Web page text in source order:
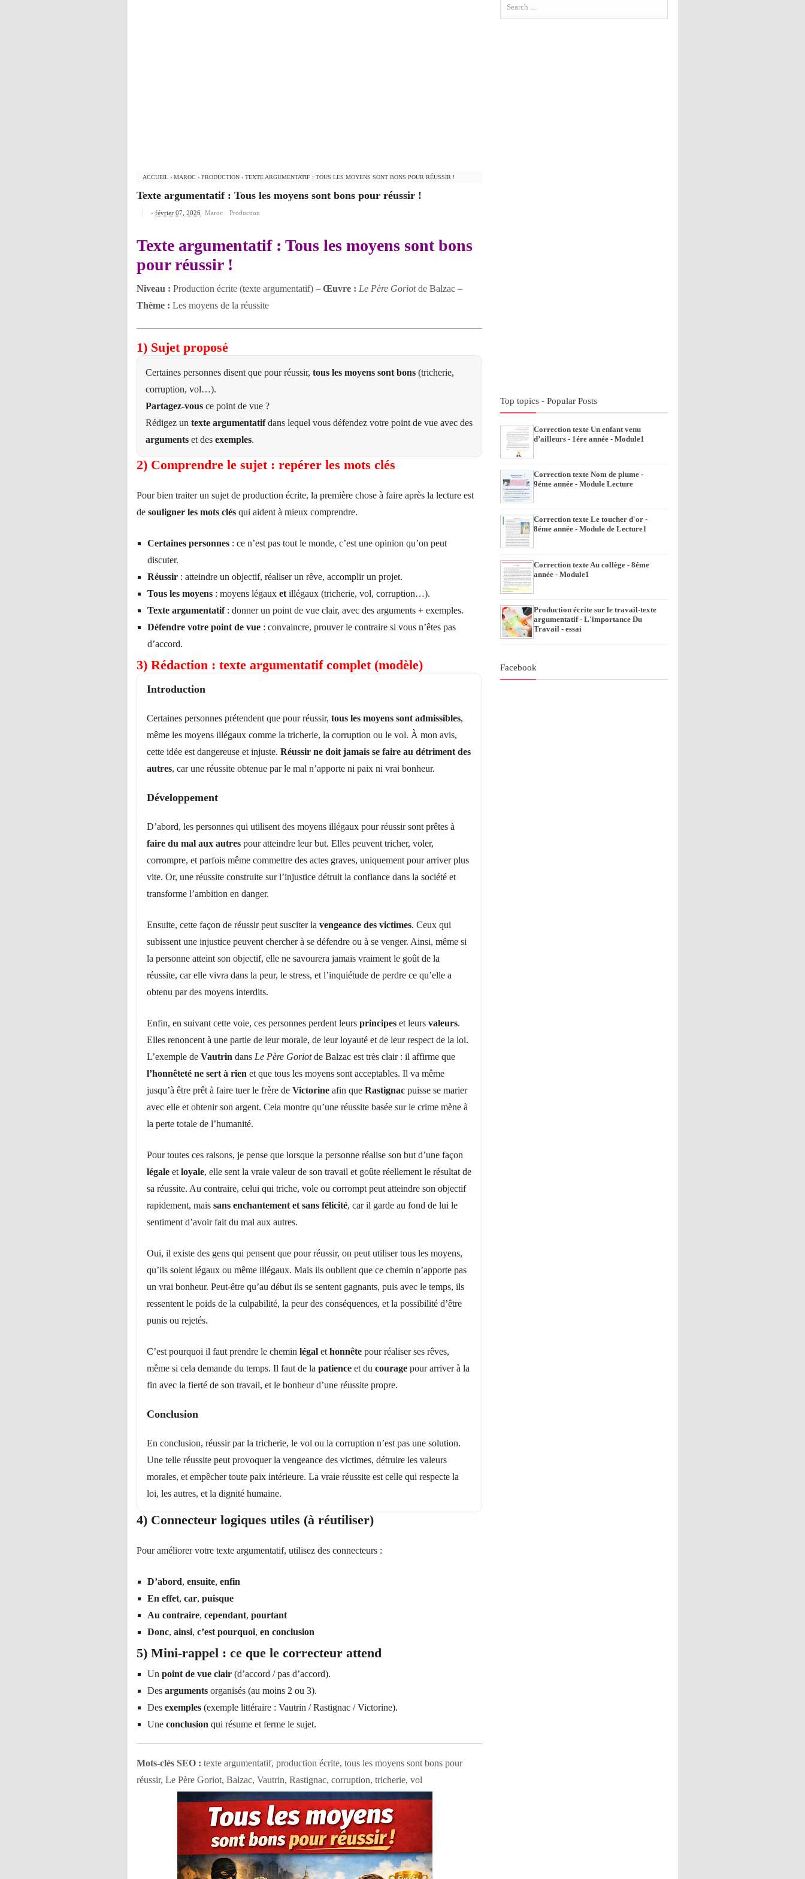
ACCUEIL › MAROC › PRODUCTION › TEXTE ARGUMENTATIF : TOUS LES MOYENS SONT BONS POUR RÉUSSIR !
Texte argumentatif : Tous les moyens sont bons pour réussir !
- février 07, 2026 Maroc Production
Texte argumentatif : Tous les moyens sont bons
pour réussir !
Niveau : Production écrite (texte argumentatif) – Œuvre : Le Père Goriotde Balzac –
Thème : Les moyens de la réussite
1) Sujet proposé
Certaines personnes disent que pour réussir, tous les moyens sont bons (tricherie,
corruption, vol…).
Partagez-vous ce point de vue ?
Rédigez un texte argumentatifdans lequel vous défendez votre point de vue avec des
arguments et des exemples.
2) Comprendre le sujet : repérer les mots clés
Pour bien traiter un sujet de production écrite, la première chose à faire après la lecture est
de souligner les mots clés qui aident à mieux comprendre.
Certaines personnes : ce n’est pas tout le monde, c’est une opinion qu’on peut
discuter.
Réussir : atteindre un objectif, réaliser un rêve, accomplir un projet.
Tous les moyens : moyens légaux et illégaux (tricherie, vol, corruption…).
Texte argumentatif: donner un point de vue clair, avec des arguments + exemples.
Défendre votre point de vue : convaincre, prouver le contraire si vous n’êtes pas
d’accord.
3) Rédaction : texte argumentatif complet (modèle)
Introduction
Certaines personnes prétendent que pour réussir, tous les moyens sont admissibles,
même les moyens illégaux comme la tricherie, la corruption ou le vol. À mon avis,
cette idée est dangereuse et injuste. Réussir ne doit jamais se faire au détriment des
autres, car une réussite obtenue par le mal n’apporte ni paix ni vrai bonheur.
Développement
D’abord, les personnes qui utilisent des moyens illégaux pour réussir sont prêtes à
faire du mal aux autres pour atteindre leur but. Elles peuvent tricher, voler,
corrompre, et parfois même commettre des actes graves, uniquement pour arriver plus
vite. Or, une réussite construite sur l’injustice détruit la confiance dans la société et
transforme l’ambition en danger.
Ensuite, cette façon de réussir peut susciter la vengeance des victimes. Ceux qui
subissent une injustice peuvent chercher à se défendre ou à se venger. Ainsi, même si
la personne atteint son objectif, elle ne savourera jamais vraiment le goût de la
réussite, car elle vivra dans la peur, le stress, et l’inquiétude de perdre ce qu’elle a
obtenu par des moyens interdits.
Enfin, en suivant cette voie, ces personnes perdent leurs principes et leurs valeurs.
Elles renoncent à une partie de leur morale, de leur loyauté et de leur respect de la loi.
L’exemple de Vautrin dans Le Père Goriotde Balzac est très clair : il affirme que
l’honnêteté ne sert à rien et que tous les moyens sont acceptables. Il va même
jusqu’à être prêt à faire tuer le frère de Victorine afin que Rastignac puisse se marier
avec elle et obtenir son argent. Cela montre qu’une réussite basée sur le crime mène à
la perte totale de l’humanité.
Pour toutes ces raisons, je pense que lorsque la personne réalise son but d’une façon
légale et loyale, elle sent la vraie valeur de son travail et goûte réellement le résultat de
sa réussite. Au contraire, celui qui triche, vole ou corrompt peut atteindre son objectif
rapidement, mais sans enchantement et sans félicité, car il garde au fond de lui le
sentiment d’avoir fait du mal aux autres.
Oui, il existe des gens qui pensent que pour réussir, on peut utiliser tous les moyens,
qu’ils soient légaux ou même illégaux. Mais ils oublient que ce chemin n’apporte pas
un vrai bonheur. Peut-être qu’au début ils se sentent gagnants, puis avec le temps, ils
ressentent le poids de la culpabilité, la peur des conséquences, et la possibilité d’être
punis ou rejetés.
C’est pourquoi il faut prendre le chemin légal et honnête pour réaliser ses rêves,
même si cela demande du temps. Il faut de la patience et du courage pour arriver à la
fin avec la fierté de son travail, et le bonheur d’une réussite propre.
Conclusion
En conclusion, réussir par la tricherie, le vol ou la corruption n’est pas une solution.
Une telle réussite peut provoquer la vengeance des victimes, détruire les valeurs
morales, et empêcher toute paix intérieure. La vraie réussite est celle qui respecte la
loi, les autres, et la dignité humaine.
4) Connecteur logiques utiles (à réutiliser)
Pour améliorer votre texte argumentatif, utilisez des connecteurs :
D’abord, ensuite, enfin
En effet, car, puisque
Au contraire, cependant, pourtant
Donc, ainsi, c’est pourquoi, en conclusion
5) Mini-rappel : ce que le correcteur attend
Un point de vue clair (d’accord / pas d’accord).
Des arguments organisés (au moins 2 ou 3).
Des exemples (exemple littéraire : Vautrin / Rastignac / Victorine).
Une conclusion qui résume et ferme le sujet.
Mots-clés SEO : texte argumentatif, production écrite, tous les moyens sont bons pour
réussir, Le Père Goriot, Balzac, Vautrin, Rastignac, corruption, tricherie, vol
Top topics - Popular Posts
Correction texte Un enfant venu
d’ailleurs - 1ére année - Module1
Correction texte Nom de plume -
9éme année - Module Lecture
Correction texte Le toucher d'or -
8éme année - Module de Lecture1
Correction texte Au collège - 8éme
année - Module1
Production écrite sur le travail-texte
argumentatif - L'importance Du
Travail - essai
Facebook